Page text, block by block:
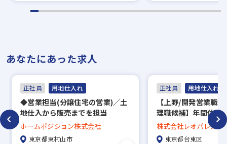
あなたにあった求人
正社員 用地仕入れ
◆営業担当(分譲住宅の営業)／土
地仕入から販売までを担当
◆1989年創業の安定企業／営業
経験者募集／資格手当あり
ホームポジション株式会社
東京都東村山市
正社員 用地仕入れ
【上野/開発営業職(
理職候補】年間休日
生充実
株式会社レオパレス21
東京都台東区